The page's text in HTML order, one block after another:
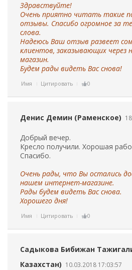
Здравствуйте!
Очень приятно читать такие
отзывы. Спасибо огромное за
слова.
Надеюсь Ваш отзыв развеет
клиентов, заказывающих
магазин.
Будем рады видеть Вас снова!
Имя Цитировать 0
Денис Демин (Раменское)
Добрый вечер.
Кресло получили. Хорошая
Спасибо.
Очень рады, что Вы остались
нашем интернет-магазине.
Рады будем видеть Вас снова.
Хорошего дня!
Имя Цитировать 0
Садыкова Бибижан
Казахстан) 10.03.2018 17:03:57